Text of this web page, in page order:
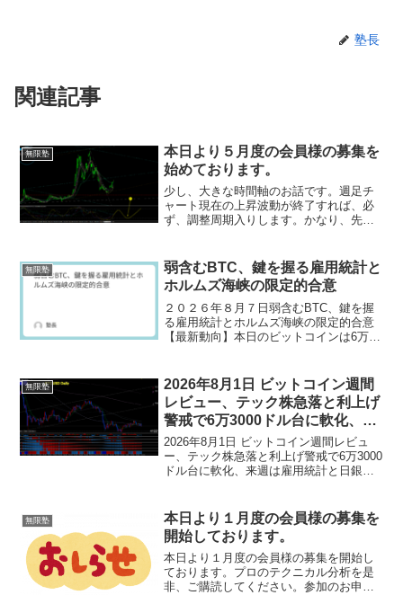
塾長
関連記事
無限塾
本日より５月度の会員様の募集を
始めております。
少し、大きな時間軸のお話です。週足チ
ャート現在の上昇波動が終了すれば、必
ず、調整周期入りします。かなり、先の
の次の押し目は、絶対に買いです。長い
目で見て・・・あるいは、人生にお...
無限塾
弱含むBTC、鍵を握る雇用統計と
ホルムズ海峡の限定的合意
２０２６年８月７日弱含むBTC、鍵を握
る雇用統計とホルムズ海峡の限定的合意
【最新動向】本日のビットコインは6万
買い支えが入り下値を切り上げる展開が
続いています...
無限塾
2026年8月1日 ビットコイン週間
レビュー、テック株急落と利上げ
警戒で6万3000ドル台に軟化、来
週は雇用統計と日銀議事要旨に注
目
2026年8月1日 ビットコイン週間レビュ
ー、テック株急落と利上げ警戒で6万3000
ドル台に軟化、来週は雇用統計と日銀議
し、週間ベースでは3％台半ばの下落とな
り...
無限塾
本日より１月度の会員様の募集を
開始しております。
本日より１月度の会員様の募集を開始し
ております。プロのテクニカル分析を是
非、ご購読してください。参加のお申し